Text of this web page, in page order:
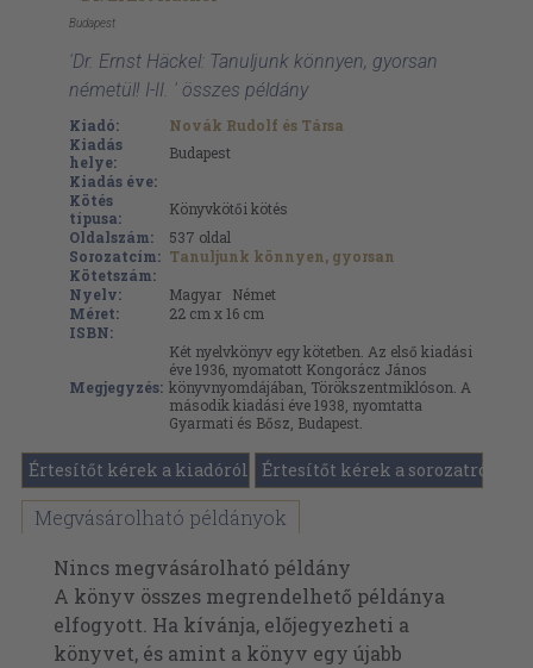
Budapest
'Dr. Ernst Häckel: Tanuljunk könnyen, gyorsan
németül! I-II. ' összes példány
Kiadó:
Novák Rudolf és Társa
Kiadás
helye:
Budapest
Kiadás éve:
Kötés
típusa:
Könyvkötői kötés
Oldalszám:
537 oldal
Sorozatcím: Tanuljunk könnyen, gyorsan
Kötetszám:
Nyelv:
Magyar
Német
Méret:
22 cm x 16 cm
ISBN:
Megjegyzés:
Két nyelvkönyv egy kötetben. Az első kiadási
éve 1936, nyomatott Kongorácz János
könyvnyomdájában, Törökszentmiklóson. A
második kiadási éve 1938, nyomtatta
Gyarmati és Bősz, Budapest.
Értesítőt kérek a kiadóról Értesítőt kérek a sorozatról
Megvásárolható példányok
Nincs megvásárolható példány
A könyv összes megrendelhető példánya
elfogyott. Ha kívánja, előjegyezheti a
könyvet, és amint a könyv egy újabb